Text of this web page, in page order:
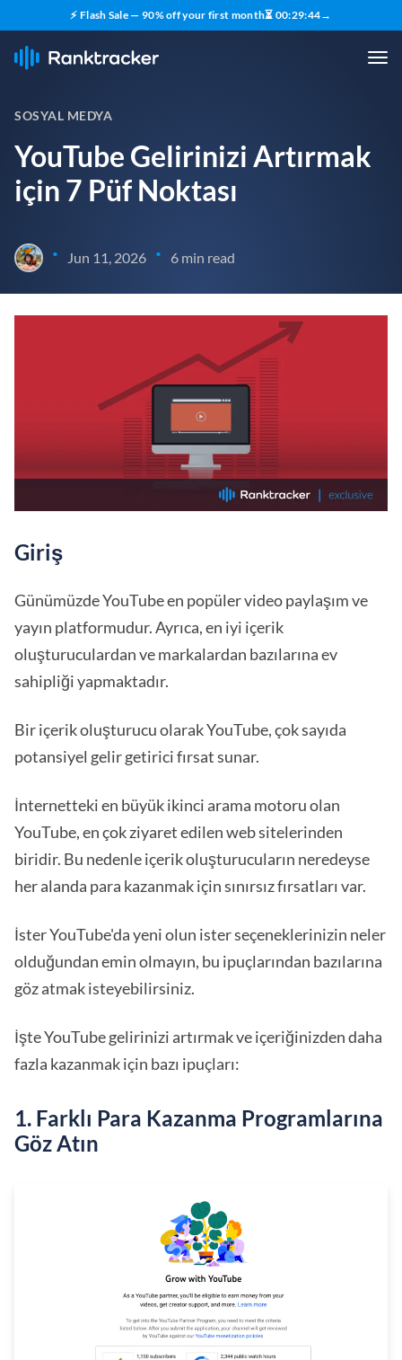
⚡ Flash Sale — 90% off your first month⏳ 00:29:43→
SOSYAL MEDYA
YouTube Gelirinizi Artırmak
için 7 Püf Noktası
• Jun 11, 2026 • 6 min read
Giriş
Günümüzde YouTube en popüler video paylaşım ve
yayın platformudur. Ayrıca, en iyi içerik
oluşturuculardan ve markalardan bazılarına ev
sahipliği yapmaktadır.
Bir içerik oluşturucu olarak YouTube, çok sayıda
potansiyel gelir getirici fırsat sunar.
İnternetteki en büyük ikinci arama motoru olan
YouTube, en çok ziyaret edilen web sitelerinden
biridir. Bu nedenle içerik oluşturucuların neredeyse
her alanda para kazanmak için sınırsız fırsatları var.
İster YouTube'da yeni olun ister seçeneklerinizin neler
olduğundan emin olmayın, bu ipuçlarından bazılarına
göz atmak isteyebilirsiniz.
İşte YouTube gelirinizi artırmak ve içeriğinizden daha
fazla kazanmak için bazı ipuçları:
1. Farklı Para Kazanma Programlarına
Göz Atın